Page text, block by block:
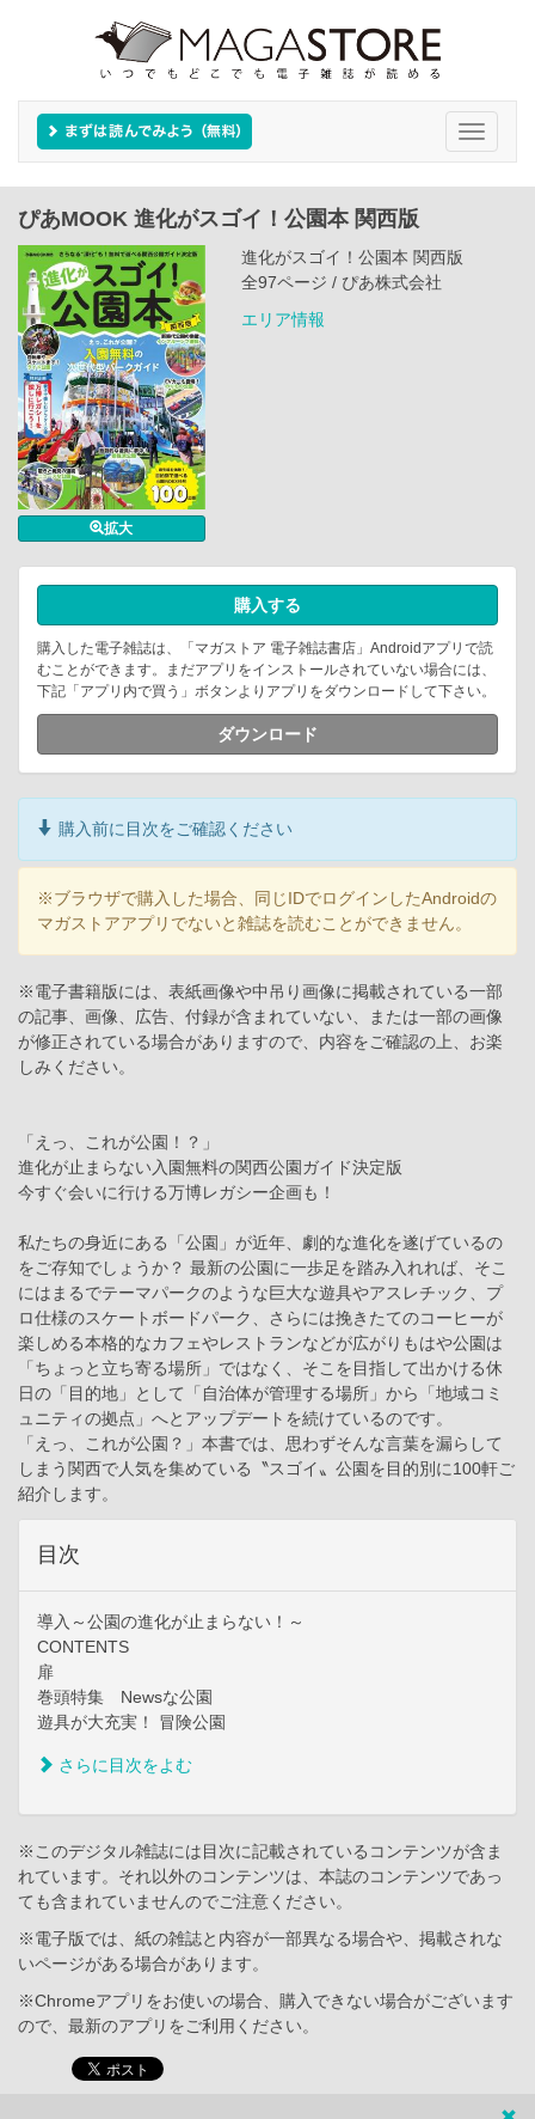
Toggle
ぴあMOOK 進化がスゴイ！公園本 関西版
拡大
進化がスゴイ！公園本 関西版
全97ページ / ぴあ株式会社
エリア情報
購入する
購入した電子雑誌は、「マガストア 電子雑誌書店」Androidアプリで読
むことができます。まだアプリをインストールされていない場合には、
下記「アプリ内で買う」ボタンよりアプリをダウンロードして下さい。
ダウンロード
購入前に目次をご確認ください
※ブラウザで購入した場合、同じIDでログインしたAndroidの
マガストアアプリでないと雑誌を読むことができません。
※電子書籍版には、表紙画像や中吊り画像に掲載されている一部
の記事、画像、広告、付録が含まれていない、または一部の画像
が修正されている場合がありますので、内容をご確認の上、お楽
しみください。
「えっ、これが公園！？」
進化が止まらない入園無料の関西公園ガイド決定版
今すぐ会いに行ける万博レガシー企画も！
私たちの身近にある「公園」が近年、劇的な進化を遂げているの
をご存知でしょうか？ 最新の公園に一歩足を踏み入れれば、そこ
にはまるでテーマパークのような巨大な遊具やアスレチック、プ
ロ仕様のスケートボードパーク、さらには挽きたてのコーヒーが
楽しめる本格的なカフェやレストランなどが広がりもはや公園は
「ちょっと立ち寄る場所」ではなく、そこを目指して出かける休
日の「目的地」として「自治体が管理する場所」から「地域コミ
ュニティの拠点」へとアップデートを続けているのです。
「えっ、これが公園？」本書では、思わずそんな言葉を漏らして
しまう関西で人気を集めている〝スゴイ〟公園を目的別に100軒ご
紹介します。
目次
導入～公園の進化が止まらない！～
CONTENTS
扉
巻頭特集 Newsな公園
遊具が大充実！ 冒険公園
さらに目次をよむ
※このデジタル雑誌には目次に記載されているコンテンツが含ま
れています。それ以外のコンテンツは、本誌のコンテンツであっ
ても含まれていませんのでご注意ください。
※電子版では、紙の雑誌と内容が一部異なる場合や、掲載されな
いページがある場合があります。
※Chromeアプリをお使いの場合、購入できない場合がございます
ので、最新のアプリをご利用ください。